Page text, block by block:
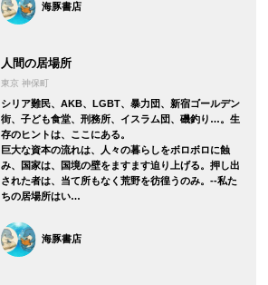
海豚書店
人間の居場所
東京 神保町
シリア難民、AKB、LGBT、暴力団、新宿ゴールデン
街、子ども食堂、刑務所、イスラム団、磯釣り…。生
存のヒントは、ここにある。
巨大な資本の流れは、人々の暮らしをボロボロに蝕
み、国家は、国境の壁をますます迫り上げる。押し出
された者は、当て所もなく荒野を彷徨うのみ。--私た
ちの居場所はい…
海豚書店